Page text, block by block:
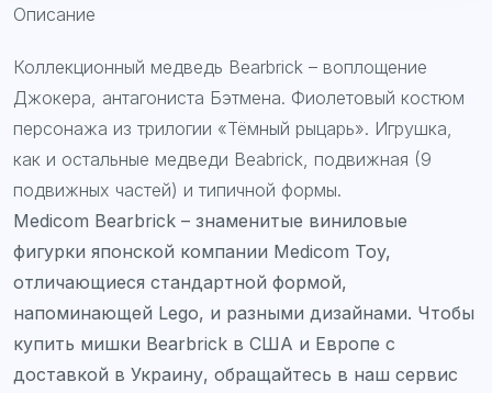
Описание
Коллекционный медведь Bearbrick – воплощение
Джокера, антагониста Бэтмена. Фиолетовый костюм
персонажа из трилогии «Тёмный рыцарь». Игрушка,
как и остальные медведи Beabrick, подвижная (9
подвижных частей) и типичной формы.
Medicom Bearbrick – знаменитые виниловые
фигурки японской компании Medicom Toy,
отличающиеся стандартной формой,
напоминающей Lego, и разными дизайнами. Чтобы
купить мишки Bearbrick в США и Европе с
доставкой в Украину, обращайтесь в наш сервис